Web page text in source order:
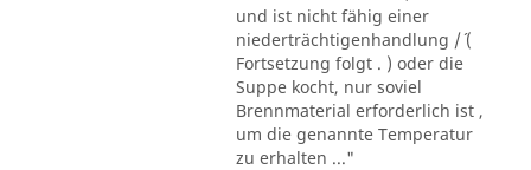
und ist nicht fähig einer
niederträchtigenhandlung /´ (
Fortsetzung folgt . ) oder die
Suppe kocht, nur soviel
Brennmaterial erforderlich ist ,
um die genannte Temperatur
zu erhalten ..."